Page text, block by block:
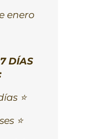
enero
DÍAS
⭐
⭐